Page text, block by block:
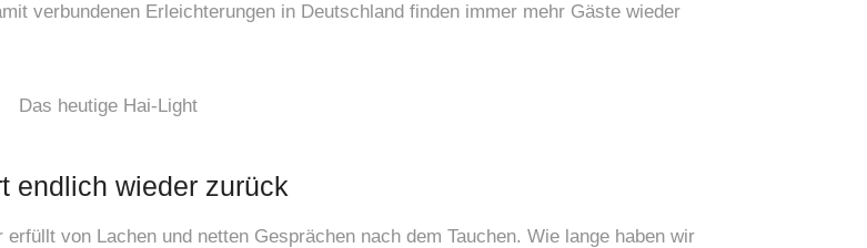
verbundenen Erleichterungen in Deutschland finden immer mehr Gäste wieder
endlich wieder zurück
von Lachen und netten Gesprächen nach dem Tauchen. Wie lange haben wir